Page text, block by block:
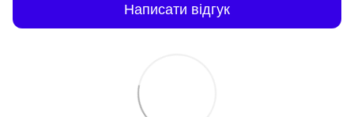
Написати відгук